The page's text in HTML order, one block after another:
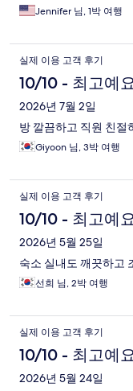
Jennifer 님, 1박 여행
실제 이용 고객 후기
10/10 - 최고예
2026년 7월 2일
방 깔끔하고 직원 친
Giyoon 님, 3박 여행
실제 이용 고객 후기
10/10 - 최고예
2026년 5월 25일
숙소 실내도 깨끗하고
선희 님, 2박 여행
실제 이용 고객 후기
10/10 - 최고예
2026년 5월 24일